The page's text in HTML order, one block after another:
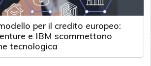
per il credito europeo:
e IBM scommettono
tecnologica